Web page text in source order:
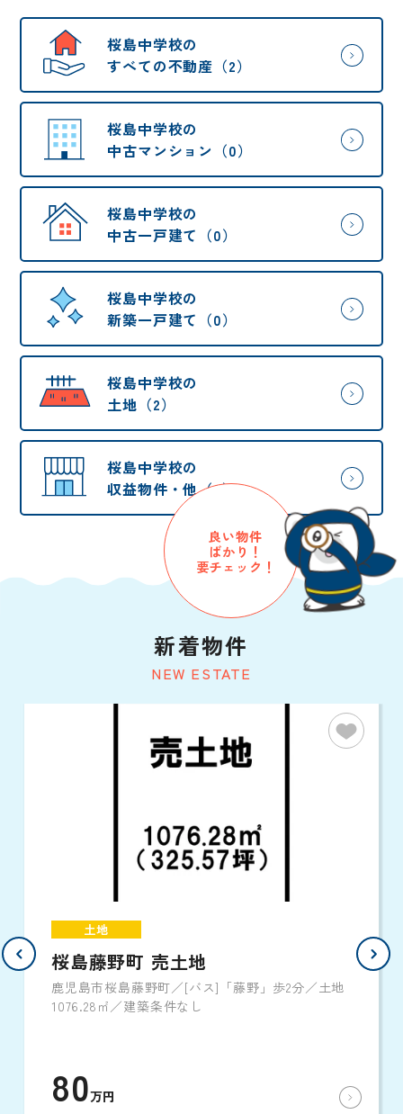
桜島中学校の
すべての不動産（2）
桜島中学校の
中古マンション（0）
桜島中学校の
中古一戸建て（0）
桜島中学校の
新築一戸建て（0）
桜島中学校の
土地（2）
桜島中学校の
収益物件・他（0）
NEW ESTATE
新着物件
良い物件
ばかり！
要チェック！
土地
桜島藤野町 売土地
鹿児島市桜島藤野町／[バス]「藤野」歩2分／土地
1076.28㎡／建築条件なし
80万円